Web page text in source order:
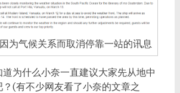
为气候关系而取消停靠一站的讯息
道为什么小奈一直建议大家先从地中
(有不少网友看了小奈的文章之